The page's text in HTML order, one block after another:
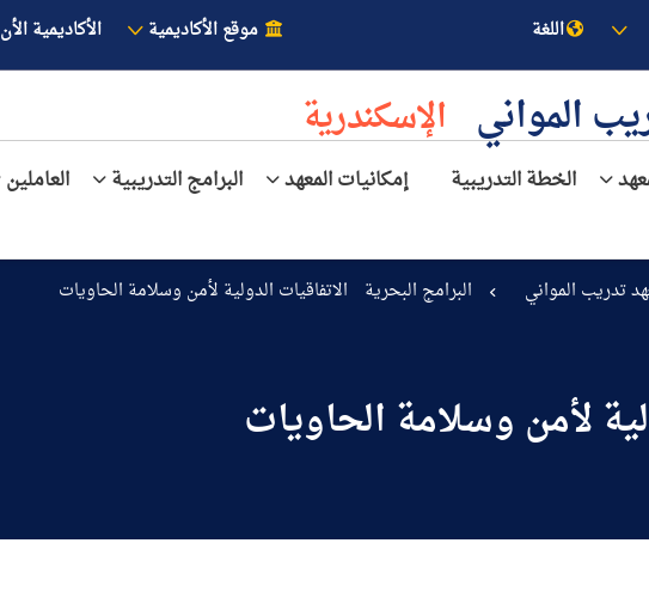
اللغة موقع الأكاديمية الأكاديمية الأن
المواني الإسكندرية
الخطة التدريبية إمكانيات المعهد البرامج التدريبية العاملين
تدريب المواني البرامج البحرية الاتفاقيات الدولية لأمن وسلامة الحاويات
لأمن وسلامة الحاويات